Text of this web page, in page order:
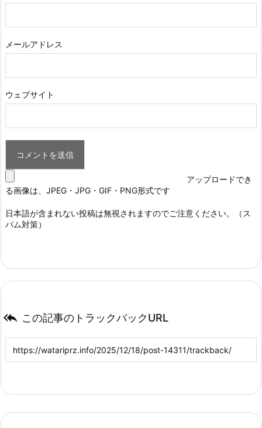
メールアドレス
ウェブサイト
アップロードでき
る画像は、JPEG・JPG・GIF・PNG形式です
日本語が含まれない投稿は無視されますのでご注意ください。（ス
パム対策）
 この記事のトラックバックURL